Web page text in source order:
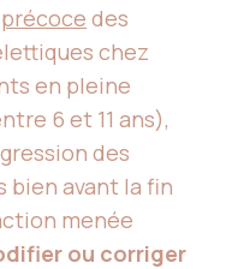
des
chez
en pleine
6 et 11 ans),
des
bien avant la fin
menée
ou corriger